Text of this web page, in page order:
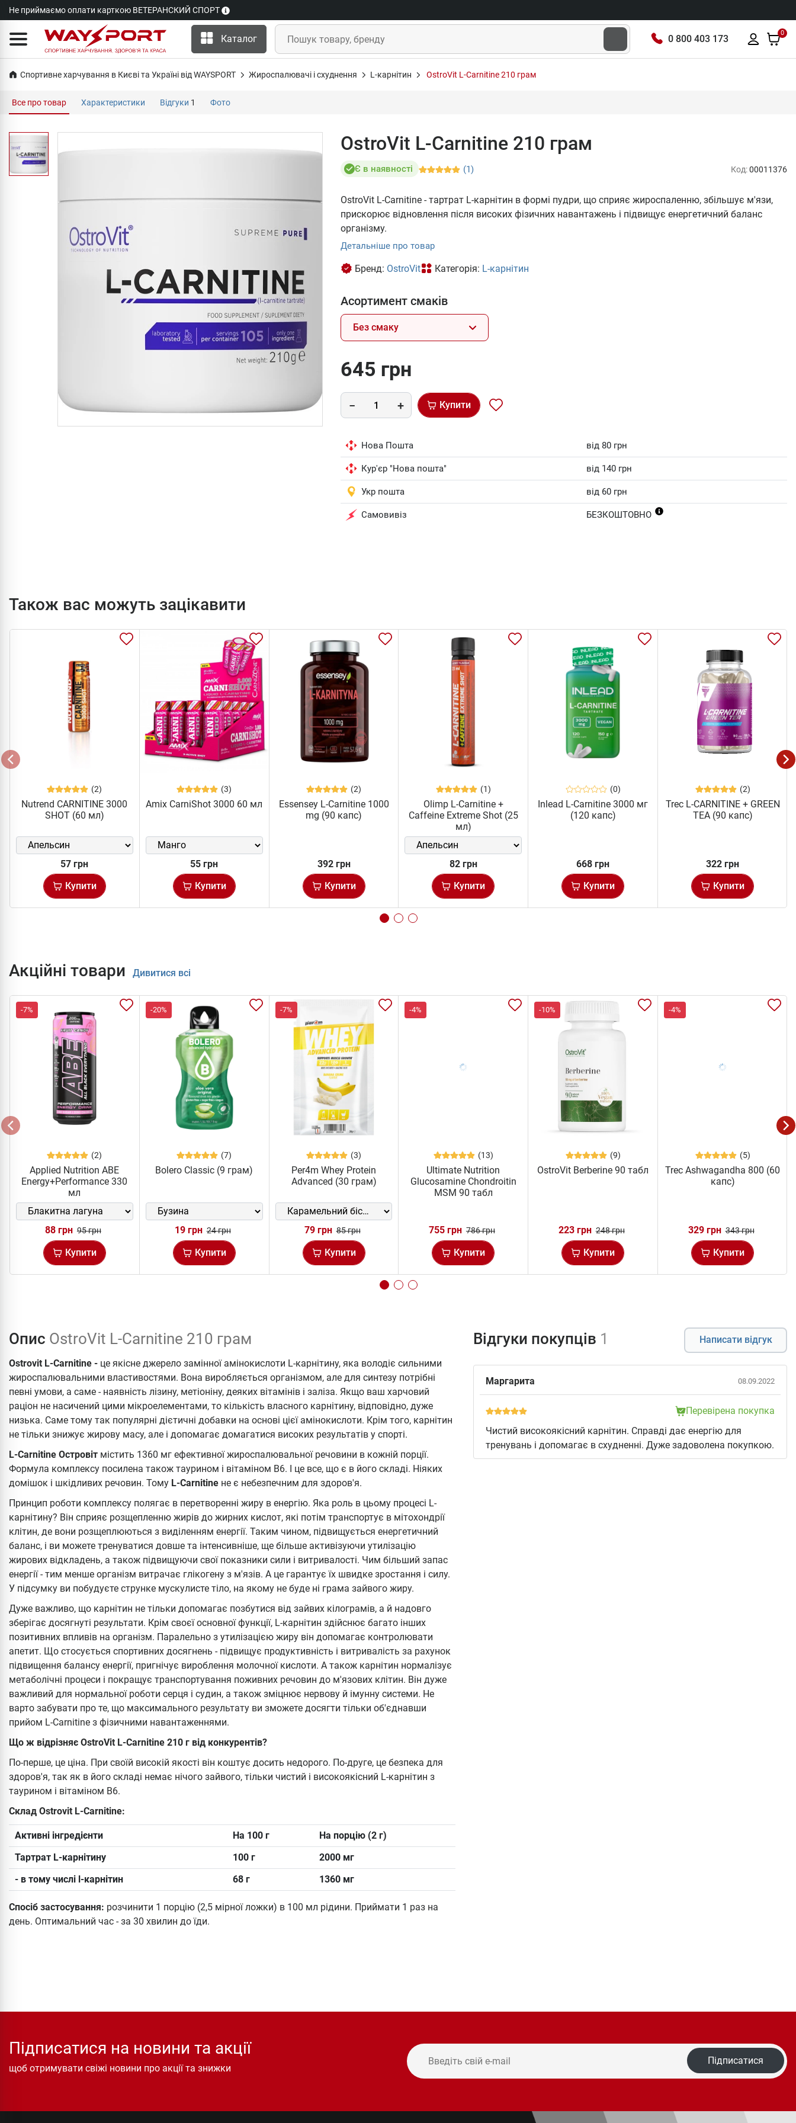
Не приймаємо оплати карткою ВЕТЕРАНСКИЙ СПОРТ
Каталог 0 800 403 173
0
Спортивне харчування в Києві та Україні від WAYSPORT Жироспалювачі і схуднення L-карнітин OstroVit L-Carnitine 210 грам
Все про товар Характеристики Відгуки 1 Фото
OstroVit L-Carnitine 210 грам
Є в наявності (1) Код:00011376
OstroVit L-Carnitine - тартрат L-карнітин в формі пудри, що сприяє жироспаленню, збільшує м'язи,
прискорює відновлення після високих фізичних навантажень і підвищує енергетичний баланс
організму.
Детальніше про товар
Бренд: OstroVit Категорія: L-карнітин
Асортимент смаків
Без смаку
645 грн
Купити
Нова Пошта від 80 грн
Кур'єр "Нова пошта" від 140 грн
Укр пошта від 60 грн
Самовивіз БЕЗКОШТОВНО
Також вас можуть зацікавити
(2)
Nutrend CARNITINE 3000
SHOT (60 мл)
57 грн
Купити
(3)
Amix CarniShot 3000 60 мл
55 грн
Купити
(2)
Essensey L-Carnitine 1000
mg (90 капс)
392 грн
Купити
(1)
Olimp L-Carnitine +
Caffeine Extreme Shot (25
мл)
82 грн
Купити
(0)
Inlead L-Carnitine 3000 мг
(120 капс)
668 грн
Купити
(2)
Trec L-CARNITINE + GREEN
TEA (90 капс)
322 грн
Купити
Акційні товари Дивитися всі
-7%
(2)
Applied Nutrition ABE
Energy+Performance 330
мл
88 грн 95 грн
Купити
-20%
(7)
Bolero Classic (9 грам)
19 грн 24 грн
Купити
-7%
(3)
Per4m Whey Protein
Advanced (30 грам)
79 грн 85 грн
Купити
-4%
(13)
Ultimate Nutrition
Glucosamine Chondroitin
MSM 90 табл
755 грн 786 грн
Купити
-10%
(9)
OstroVit Berberine 90 табл
223 грн 248 грн
Купити
-4%
(5)
Trec Ashwagandha 800 (60
капс)
329 грн 343 грн
Купити
Опис OstroVit L-Carnitine 210 грам
Ostrovit L-Carnitine - це якісне джерело замінної амінокислоти L-карнітину, яка володіє сильними
жироспалювальними властивостями. Вона виробляється організмом, але для синтезу потрібні
певні умови, а саме - наявність лізину, метіоніну, деяких вітамінів і заліза. Якщо ваш харчовий
раціон не насичений цими мікроелементами, то кількість власного карнітину, відповідно, дуже
низька. Саме тому так популярні дієтичні добавки на основі цієї амінокислоти. Крім того, карнітин
не тільки знижує жирову масу, але і допомагає домагатися високих результатів у спорті.
L-Carnitine Островіт містить 1360 мг ефективної жироспалювальної речовини в кожній порції.
Формула комплексу посилена також таурином і вітаміном В6. І це все, що є в його складі. Ніяких
домішок і шкідливих речовин. Тому L-Carnitine не є небезпечним для здоров'я.
Принцип роботи комплексу полягає в перетворенні жиру в енергію. Яка роль в цьому процесі L-
карнітину? Він сприяє розщепленню жирів до жирних кислот, які потім транспортує в мітохондрії
клітин, де вони розщеплюються з виділенням енергії. Таким чином, підвищується енергетичний
баланс, і ви можете тренуватися довше та інтенсивніше, ще більше активізуючи утилізацію
жирових відкладень, а також підвищуючи свої показники сили і витривалості. Чим більший запас
енергії - тим менше організм витрачає глікогену з м'язів. А це гарантує їх швидке зростання і силу.
У підсумку ви побудуєте струнке мускулисте тіло, на якому не буде ні грама зайвого жиру.
Дуже важливо, що карнітин не тільки допомагає позбутися від зайвих кілограмів, а й надовго
зберігає досягнуті результати. Крім своєї основної функції, L-карнітин здійснює багато інших
позитивних впливів на організм. Паралельно з утилізацією жиру він допомагає контролювати
апетит. Що стосується спортивних досягнень - підвищує продуктивність і витривалість за рахунок
підвищення балансу енергії, пригнічує вироблення молочної кислоти. А також карнітин нормалізує
метаболічні процеси і покращує транспортування поживних речовин до м'язових клітин. Він дуже
важливий для нормальної роботи серця і судин, а також зміцнює нервову й імунну системи. Не
варто забувати про те, що максимального результату ви зможете досягти тільки об'єднавши
прийом L-Carnitine з фізичними навантаженнями.
Що ж відрізняє OstroVit L-Carnitine 210 г від конкурентів?
По-перше, це ціна. При своїй високій якості він коштує досить недорого. По-друге, це безпека для
здоров'я, так як в його складі немає нічого зайвого, тільки чистий і високоякісний L-карнітин з
таурином і вітаміном В6.
Склад Ostrovit L-Carnitine:
Активні інгредієнти На 100 г
На порцію (2 г)
Тартрат L-карнітину
100 г
2000 мг
- в тому числі l-карнітин
68 г 1360 мг
Спосіб застосування: розчинити 1 порцію (2,5 мірної ложки) в 100 мл рідини. Приймати 1 раз на
день. Оптимальний час - за 30 хвилин до їди.
Відгуки покупців 1 Написати відгук
Маргарита 08.09.2022
Перевірена покупка
Чистий високоякісний карнітин. Справді дає енергію для
тренувань і допомагає в схудненні. Дуже задоволена покупкою.
Підписатися на новини та акції
щоб отримувати свіжі новини про акції та знижки
Підписатися